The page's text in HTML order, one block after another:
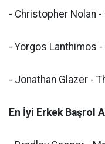
- Christopher Nolan
- Yorgos Lanthimos
- Jonathan Glazer -
En İyi Erkek Başrol